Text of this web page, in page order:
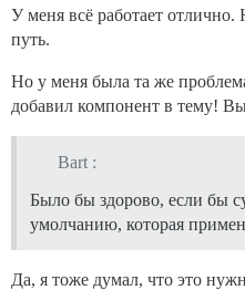
У меня всё работает
путь.
Но у меня была та же
добавил компонент в тему!
Bart :
Было бы здорово, если бы
умолчанию, которая
Да, я тоже думал, что это